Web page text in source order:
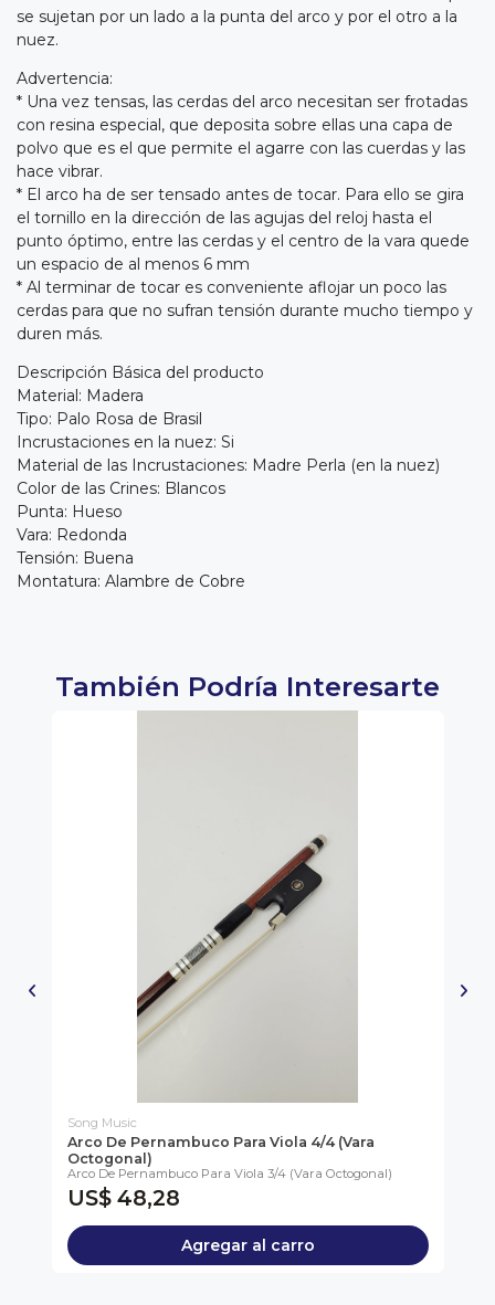
se sujetan por un lado a la punta del arco y por el otro a la
nuez.
Advertencia:
* Una vez tensas, las cerdas del arco necesitan ser frotadas
con resina especial, que deposita sobre ellas una capa de
polvo que es el que permite el agarre con las cuerdas y las
hace vibrar.
* El arco ha de ser tensado antes de tocar. Para ello se gira
el tornillo en la dirección de las agujas del reloj hasta el
punto óptimo, entre las cerdas y el centro de la vara quede
un espacio de al menos 6 mm
* Al terminar de tocar es conveniente aflojar un poco las
cerdas para que no sufran tensión durante mucho tiempo y
duren más.
Descripción Básica del producto
Material: Madera
Tipo: Palo Rosa de Brasil
Incrustaciones en la nuez: Si
Material de las Incrustaciones: Madre Perla (en la nuez)
Color de las Crines: Blancos
Punta: Hueso
Vara: Redonda
Tensión: Buena
Montatura: Alambre de Cobre
También Podría Interesarte
Song Music
Arco De Pernambuco Para Viola 4/4 (Vara
Octogonal)
Arco De Pernambuco Para Viola 3/4 (Vara Octogonal)
US$ 48,28
Agregar al carro